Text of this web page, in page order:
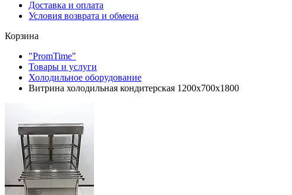
Доставка и оплата
Условия возврата и обмена
Корзина
"PromTime"
Товары и услуги
Холодильное оборудование
Витрина холодильная кондитерская 1200х700х1800